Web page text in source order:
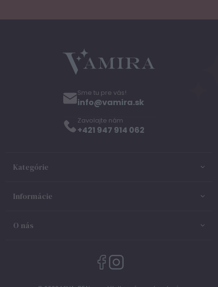
Sme tu pre vás!
info@vamira.sk
Zavolajte nám
+421 947 914 062
Kategórie
Informácie
O nás